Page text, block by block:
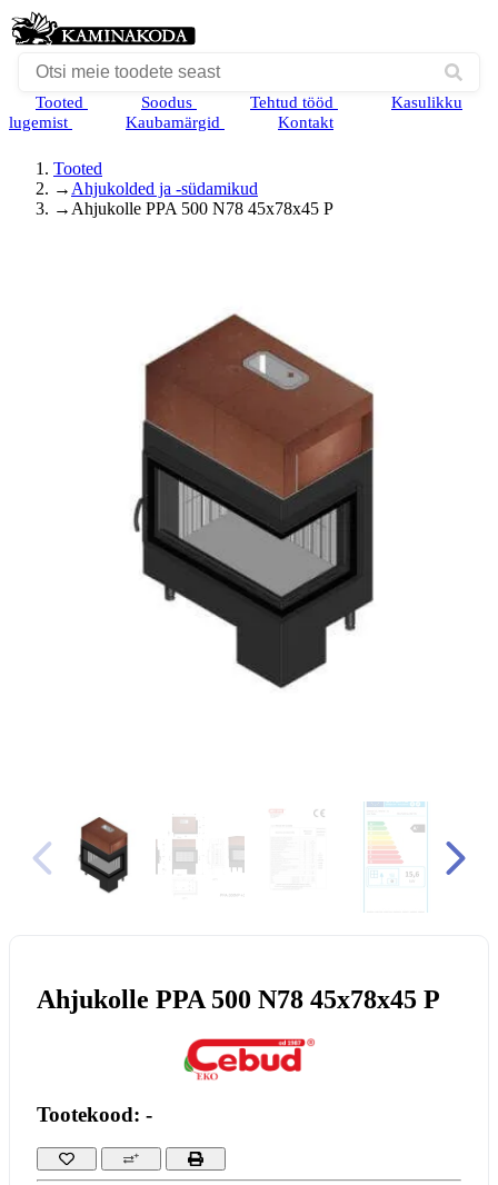
Tooted Soodus Tehtud tööd
Kasulikku
lugemist
Kaubamärgid Kontakt
Tooted
→ Ahjukolded ja -südamikud
→ Ahjukolle PPA 500 N78 45x78x45 P
Ahjukolle PPA 500 N78 45x78x45 P
Tootekood: -